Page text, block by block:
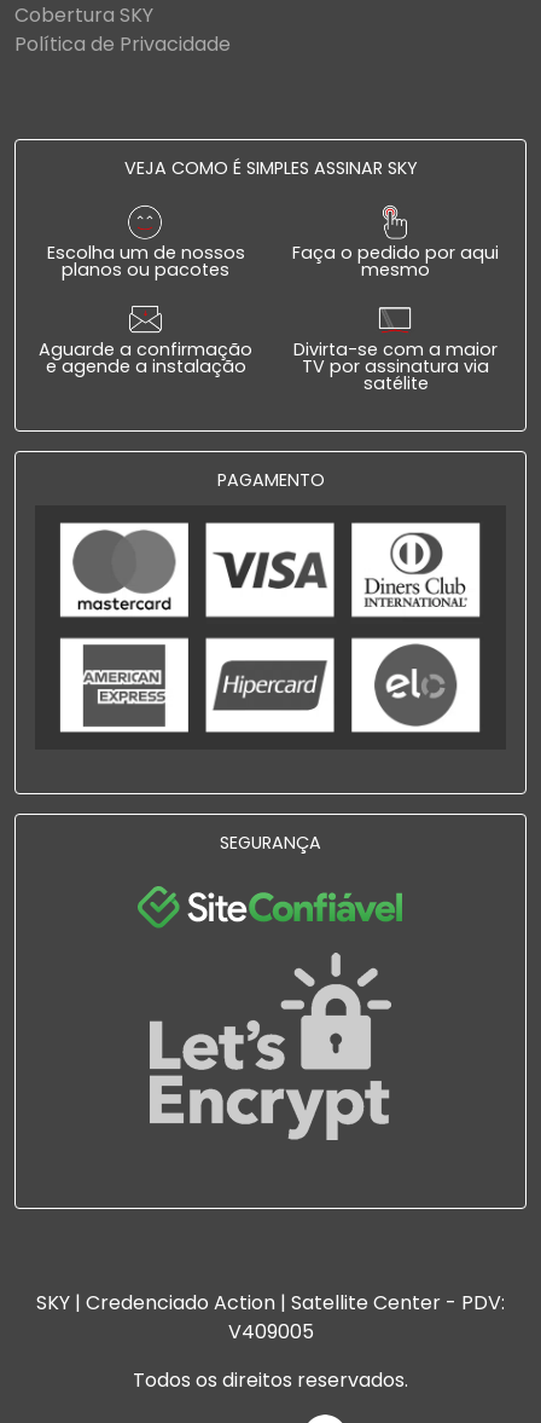
Cobertura SKY
Política de Privacidade
VEJA COMO É SIMPLES ASSINAR SKY
Escolha um de nossos
planos ou pacotes
Faça o pedido por aqui
mesmo
Aguarde a confirmação
e agende a instalação
Divirta-se com a maior
TV por assinatura via
satélite
PAGAMENTO
SEGURANÇA
SKY | Credenciado Action | Satellite Center - PDV:
V409005
Todos os direitos reservados.